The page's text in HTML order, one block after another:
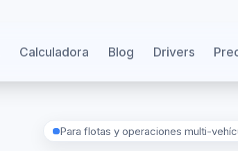
Calculadora Blog Drivers
Para flotas y operaciones multi-